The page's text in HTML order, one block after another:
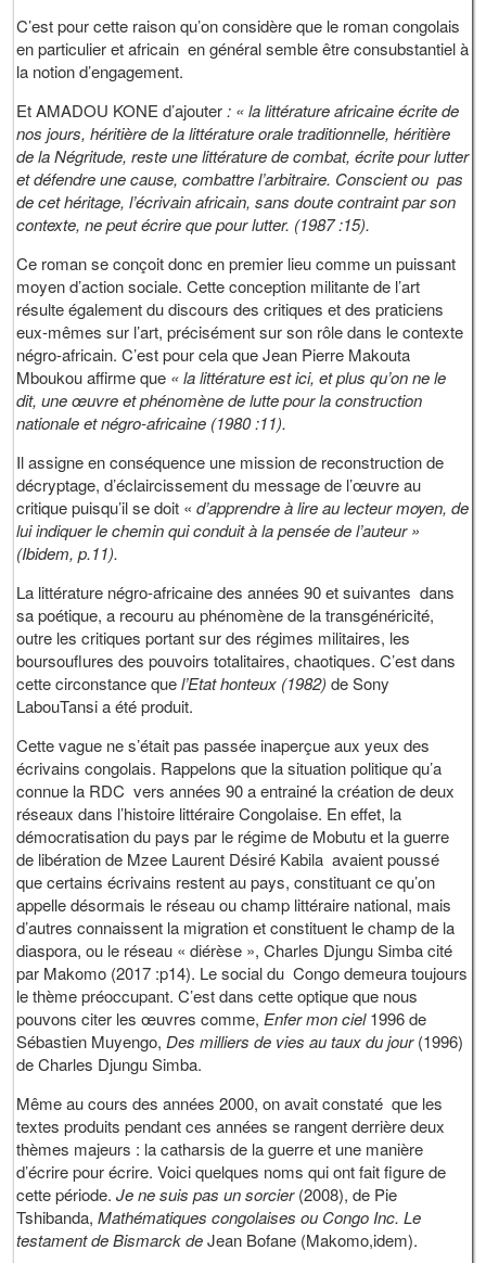
C’est pour cette raison qu’on considère que le roman congolais
en particulier et africain en général semble être consubstantiel à
la notion d’engagement.
Et AMADOU KONE d’ajouter : « la littérature africaine écrite de
nos jours, héritière de la littérature orale traditionnelle, héritière
de la Négritude, reste une littérature de combat, écrite pour lutter
et défendre une cause, combattre l’arbitraire. Conscient ou pas
de cet héritage, l’écrivain africain, sans doute contraint par son
contexte, ne peut écrire que pour lutter. (1987 :15).
Ce roman se conçoit donc en premier lieu comme un puissant
moyen d’action sociale. Cette conception militante de l’art
résulte également du discours des critiques et des praticiens
eux-mêmes sur l’art, précisément sur son rôle dans le contexte
négro-africain. C’est pour cela que Jean Pierre Makouta
Mboukou affirme que « la littérature est ici, et plus qu’on ne le
dit, une œuvre et phénomène de lutte pour la construction
nationale et négro-africaine (1980 :11).
Il assigne en conséquence une mission de reconstruction de
décryptage, d’éclaircissement du message de l’œuvre au
critique puisqu’il se doit « d’apprendre à lire au lecteur moyen, de
lui indiquer le chemin qui conduit à la pensée de l’auteur »
(Ibidem, p.11).
La littérature négro-africaine des années 90 et suivantes dans
sa poétique, a recouru au phénomène de la transgénéricité,
outre les critiques portant sur des régimes militaires, les
boursouflures des pouvoirs totalitaires, chaotiques. C’est dans
cette circonstance quel’Etat honteux (1982) de Sony
LabouTansi a été produit.
Cette vague ne s’était pas passée inaperçue aux yeux des
écrivains congolais. Rappelons que la situation politique qu’a
connue la RDC vers années 90 a entrainé la création de deux
réseaux dans l’histoire littéraire Congolaise. En effet, la
démocratisation du pays par le régime de Mobutu et la guerre
de libération de Mzee Laurent Désiré Kabila avaient poussé
que certains écrivains restent au pays, constituant ce qu’on
appelle désormais le réseau ou champ littéraire national, mais
d’autres connaissent la migration et constituent le champ de la
diaspora, ou le réseau « diérèse », Charles Djungu Simba cité
par Makomo (2017 :p14). Le social du Congo demeura toujours
le thème préoccupant. C’est dans cette optique que nous
pouvons citer les œuvres comme, Enfer mon ciel1996 de
Sébastien Muyengo, Des milliers de vies au taux du jour(1996)
de Charles Djungu Simba.
Même au cours des années 2000, on avait constaté que les
textes produits pendant ces années se rangent derrière deux
thèmes majeurs : la catharsis de la guerre et une manière
d’écrire pour écrire. Voici quelques noms qui ont fait figure de
cette période.Je ne suis pas un sorcier(2008), de Pie
Tshibanda,Mathématiques congolaises ou Congo Inc. Le
testament de Bismarck deJean Bofane (Makomo,idem).